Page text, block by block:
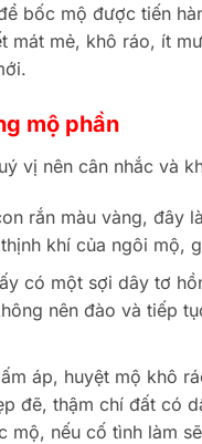
bốc mộ được tiến
mát mẻ, khô ráo, ít
mộ phần
vị nên cân nhắc và
rắn màu vàng, đây
khí của ngôi mộ,
có một sợi dây tơ
nên đào và tiếp
áp, huyệt mộ khô
đẽ, thậm chí đất có
nếu cố tình làm